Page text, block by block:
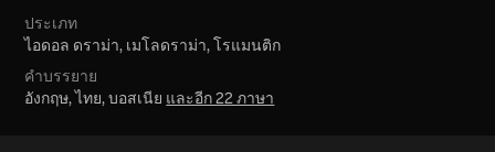
ประเภท
ไอดอล ดราม่า, เมโลดราม่า,โรแมนติก
คำบรรยาย
อังกฤษ, ไทย, บอสเนีย และอีก 22 ภาษา